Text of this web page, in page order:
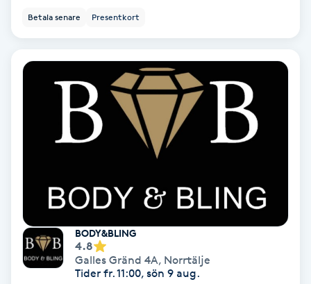
Eyeliner-tatuering
Face framing
Faceliftmassage
Fet hårbotten
Fettreducering
Fibromassage
Fillers
Betala senare Presentkort
BODY&BLING
4.8
Galles Gränd 4A, Norrtälje
Tider fr. 11:00, sön 9 aug.